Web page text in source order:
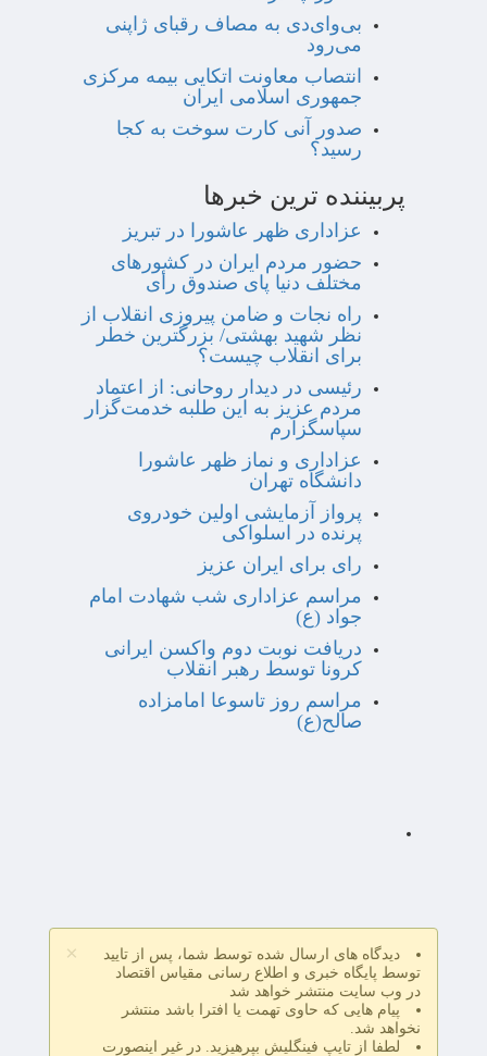
بی‌وای‌دی به مصاف رقبای ژاپنی
می‌رود
انتصاب معاونت اتکایی بیمه مرکزی
جمهوری اسلامی ایران
صدور آنی کارت سوخت به کجا
رسید؟
پربیننده ترین خبرها
عزاداری ظهر عاشورا در تبریز
حضور مردم ایران در کشورهای
مختلف دنیا پای صندوق رأی
راه نجات و ضامن پیروزی انقلاب از
نظر شهید بهشتی/ بزرگترین خطر
برای انقلاب چیست؟
رئیسی در دیدار روحانی: از اعتماد
مردم عزیز به این طلبه خدمت‌گزار
سپاسگزارم
عزاداری و نماز ظهر عاشورا
دانشگاه تهران
پرواز آزمایشی اولین خودروی
پرنده در اسلواکی
رای برای ایران عزیز
مراسم عزاداری شب شهادت امام
جواد (ع)
دریافت نوبت دوم واکسن ایرانی
کرونا توسط رهبر انقلاب
مراسم روز تاسوعا امامزاده
صالح(ع)
×
دیدگاه های ارسال شده توسط شما، پس از تایید
توسط پایگاه خبری و اطلاع رسانی مقیاس اقتصاد
در وب سایت منتشر خواهد شد
پیام هایی که حاوی تهمت یا افترا باشد منتشر
نخواهد شد.
لطفا از تایپ فینگلیش بپرهیزید. در غیر اینصورت